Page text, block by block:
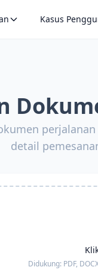
Kasus
detail
Didukung: PDF,